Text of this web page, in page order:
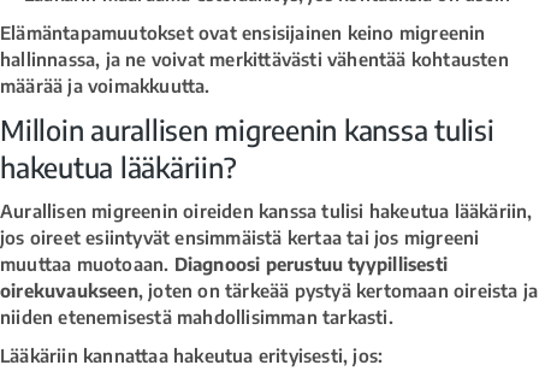
Elämäntapamuutokset ovat ensisijainen keino migreenin
hallinnassa, ja ne voivat merkittävästi vähentää kohtausten
määrää ja voimakkuutta.
Milloin aurallisen migreenin kanssa tulisi
hakeutua lääkäriin?
Aurallisen migreenin oireiden kanssa tulisi hakeutua lääkäriin,
jos oireet esiintyvät ensimmäistä kertaa tai jos migreeni
muuttaa muotoaan. Diagnoosi perustuu tyypillisesti
oirekuvaukseen, joten on tärkeää pystyä kertomaan oireista ja
niiden etenemisestä mahdollisimman tarkasti.
Lääkäriin kannattaa hakeutua erityisesti, jos: